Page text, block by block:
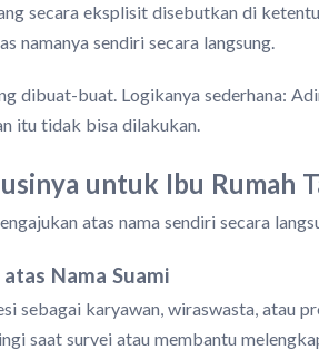
secara eksplisit disebutkan di
namanya sendiri secara langsung.
dibuat-buat. Logikanya sederhana:
itu tidak bisa dilakukan.
untuk Ibu Rumah
atas nama sendiri secara
Nama Suami
sebagai karyawan, wiraswasta, atau
saat survei atau membantu